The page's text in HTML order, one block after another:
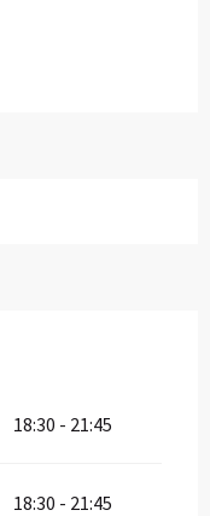
18:30 - 21:45
18:30 - 21:45